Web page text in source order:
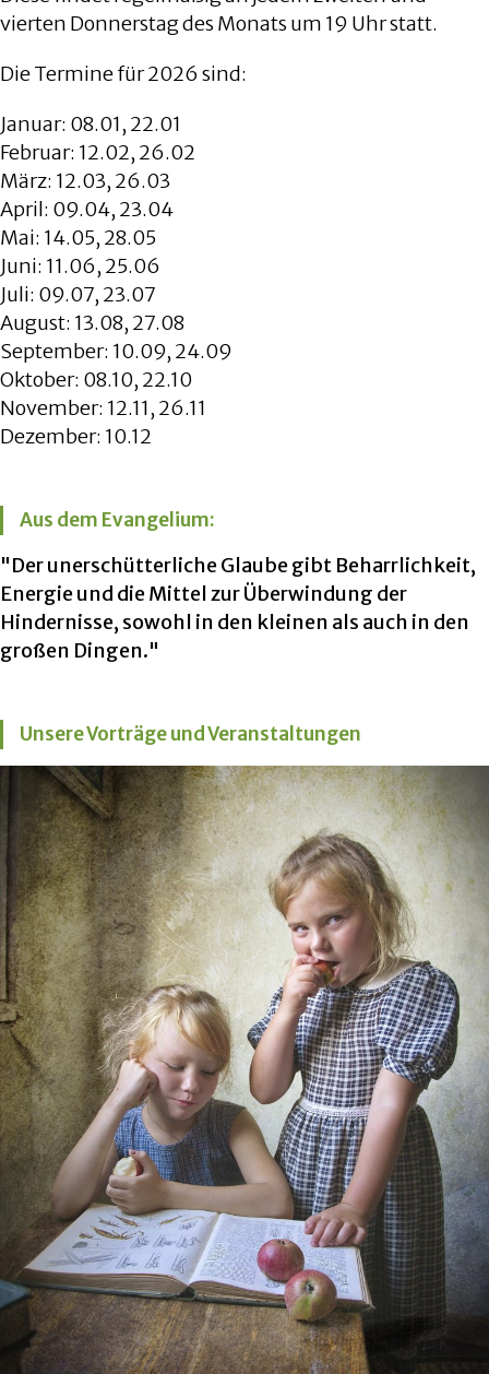
vierten Donnerstag des Monats um 19 Uhr statt.
Die Termine für 2026 sind:
Januar: 08.01, 22.01
Februar: 12.02, 26.02
März: 12.03, 26.03
April: 09.04, 23.04
Mai: 14.05, 28.05
Juni: 11.06, 25.06
Juli: 09.07, 23.07
August: 13.08, 27.08
September: 10.09, 24.09
Oktober: 08.10, 22.10
November: 12.11, 26.11
Dezember: 10.12
Aus dem Evangelium:
"Der unerschütterliche Glaube gibt Beharrlichkeit,
Energie und die Mittel zur Überwindung der
Hindernisse, sowohl in den kleinen als auch in den
großen Dingen."
Unsere Vorträge und Veranstaltungen